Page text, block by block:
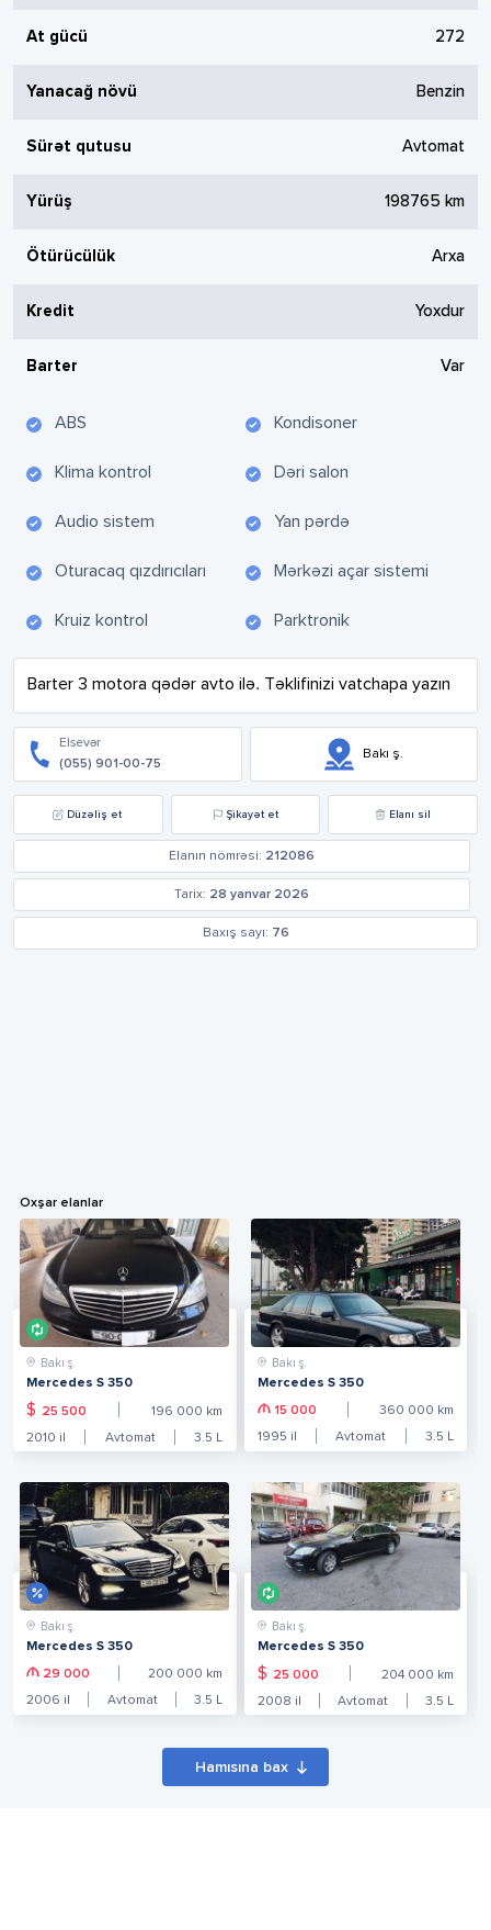
At gücü 272
Yanacağ növü Benzin
Sürət qutusu Avtomat
Yürüş 198765 km
Ötürücülük Arxa
Kredit Yoxdur
Barter Var
ABS Kondisoner
Klima kontrol Dəri salon
Audio sistem Yan pərdə
Oturacaq qızdırıcıları Mərkəzi açar sistemi
Kruiz kontrol Parktronik
Barter 3 motora qədər avto ilə. Təklifinizi vatchapa yazın
Elsevər
(055) 901-00-75
Bakı ş.
Düzəliş et Şikayət et Elanı sil
Elanın nömrəsi: 212086
Tarix: 28 yanvar 2026
Baxış sayı: 76
Oxşar elanlar
Bakı ş.
Mercedes S 350
$ 25 500 196 000 km
2010 il Avtomat 3.5 L
Bakı ş.
Mercedes S 350
15 000 360 000 km
1995 il Avtomat 3.5 L
Bakı ş.
Mercedes S 350
29 000 200 000 km
2006 il Avtomat 3.5 L
Bakı ş.
Mercedes S 350
$ 25 000 204 000 km
2008 il Avtomat 3.5 L
Hamısına bax